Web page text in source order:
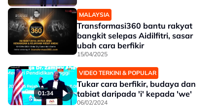
MALAYSIA
Transformasi360 bantu rakyat
bangkit selepas Aidilfitri, sasar
ubah cara berfikir
15/04/2025
01:34
VIDEO TERKINI & POPULAR
Tukar cara berfikir, budaya dan
tabiat daripada 'i' kepada 'we'
06/02/2024